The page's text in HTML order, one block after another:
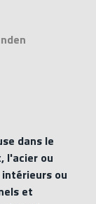
dans le
l'acier ou
ou
et